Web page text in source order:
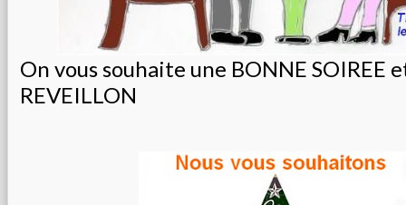
On vous souhaite une BONNE SOIREE
REVEILLON